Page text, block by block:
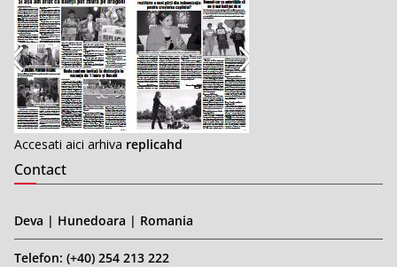
Accesati aici arhiva replicahd
Contact
Deva | Hunedoara | Romania
Telefon: (+40) 254 213 222